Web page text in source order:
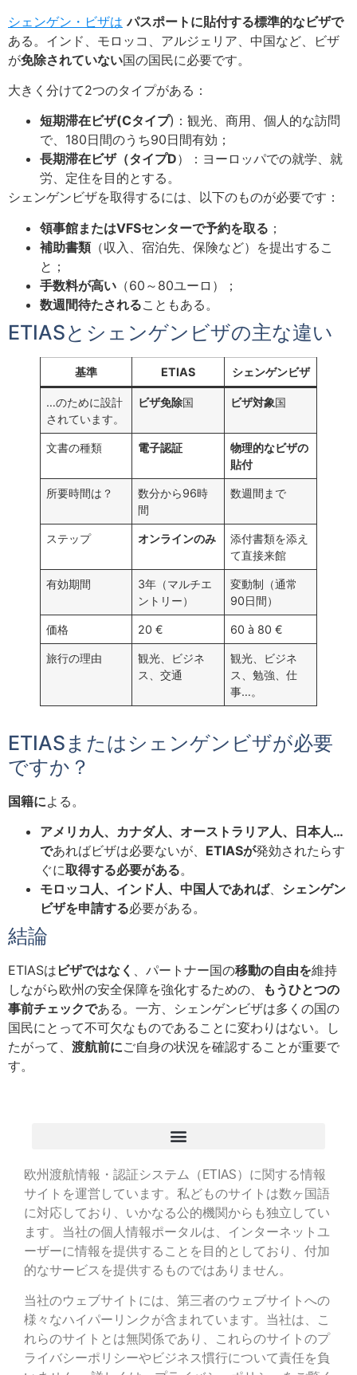
シェンゲン・ビザは パスポートに貼付する標準的なビザで
ある。インド、モロッコ、アルジェリア、中国など、ビザ
が免除されていない国の国民に必要です。
大きく分けて2つのタイプがある：
短期滞在ビザ(Cタイプ)：観光、商用、個人的な訪問
で、180日間のうち90日間有効；
長期滞在ビザ（タイプD）：ヨーロッパでの就学、就
労、定住を目的とする。
シェンゲンビザを取得するには、以下のものが必要です：
領事館またはVFSセンターで予約を取る ；
補助書類（収入、宿泊先、保険など）を提出するこ
と；
手数料が高い （60～80ユーロ）；
数週間待たされることもある。
ETIASとシェンゲンビザの主な違い
基準 ETIAS シェンゲンビザ
…のために設計
されています。
ビザ免除国 ビザ対象国
文書の種類 電子認証
物理的なビザの
貼付
所要時間は？
数分から96時
間
数週間まで
ステップ オンラインのみ
添付書類を添え
て直接来館
有効期間
3年（マルチエ
ントリー）
変動制（通常
90日間）
価格 20 € 60 à 80 €
旅行の理由
観光、ビジネ
ス、交通
観光、ビジネ
ス、勉強、仕
事…。
ETIASまたはシェンゲンビザが必要
ですか？
国籍による。
アメリカ人、カナダ人、オーストラリア人、日本人…
であればビザは必要ないが、 ETIASが発効されたらす
ぐに取得する必要がある。
モロッコ人、インド人、中国人であれば、 シェンゲン
ビザを申請する必要がある。
結論
ETIASは ビザではなく 、パートナー国の移動の自由を維持
しながら欧州の安全保障を強化するための、
もうひとつの
事前チェックである。一方、シェンゲンビザは多くの国の
国民にとって不可欠なものであることに変わりはない。し
たがって、 渡航前にご自身の状況を確認することが重要で
す。
欧州渡航情報・認証システム（ETIAS）に関する情報
サイトを運営しています。私どものサイトは数ヶ国語
に対応しており、いかなる公的機関からも独立してい
ます。当社の個人情報ポータルは、インターネットユ
ーザーに情報を提供することを目的としており、付加
的なサービスを提供するものではありません。
当社のウェブサイトには、第三者のウェブサイトへの
様々なハイパーリンクが含まれています。当社は、こ
れらのサイトとは無関係であり、これらのサイトのプ
ライバシーポリシーやビジネス慣行について責任を負